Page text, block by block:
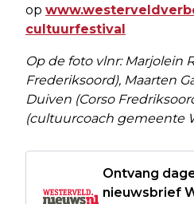
op
cultuurfestival
Op de foto vlnr: Marjolein
Frederiksoord), Maarten
Duiven (Corso
(cultuurcoach gemeente
Ontvang
nieuwsbrief